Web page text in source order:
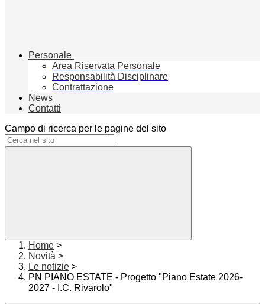
Personale
Area Riservata Personale
Responsabilità Disciplinare
Contrattazione
News
Contatti
Campo di ricerca per le pagine del sito
Home >
Novità >
Le notizie >
PN PIANO ESTATE - Progetto "Piano Estate 2026-
2027 - I.C. Rivarolo"